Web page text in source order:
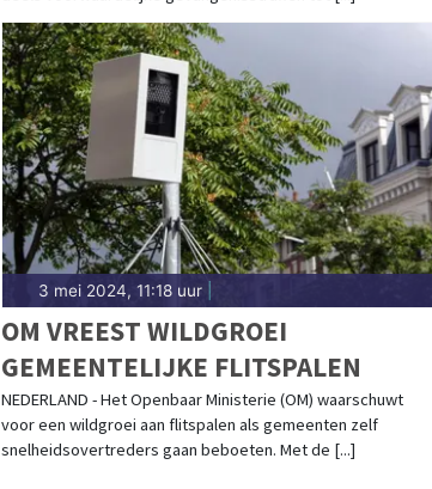
3 mei 2024, 11:18 uur|
OM VREEST WILDGROEI
GEMEENTELIJKE FLITSPALEN
NEDERLAND - Het Openbaar Ministerie (OM) waarschuwt
voor een wildgroei aan flitspalen als gemeenten zelf
snelheidsovertreders gaan beboeten. Met de [...]